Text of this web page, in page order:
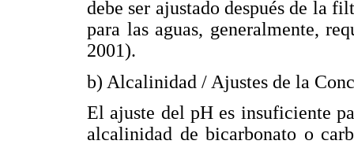
debe ser ajustado después de la
para las aguas, generalmente,
2001).
b) Alcalinidad / Ajustes de la
El ajuste del pH es insuficiente
alcalinidad de bicarbonato o